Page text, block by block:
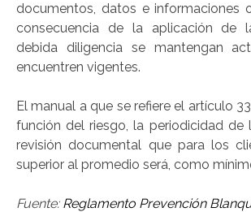
documentos, datos e informaciones
consecuencia de la aplicación de
debida diligencia se mantengan
encuentren vigentes.
El manual a que se refiere el artículo
función del riesgo, la periodicidad de
revisión documental que para los
superior al promedio será, como
Fuente: Reglamento Prevención